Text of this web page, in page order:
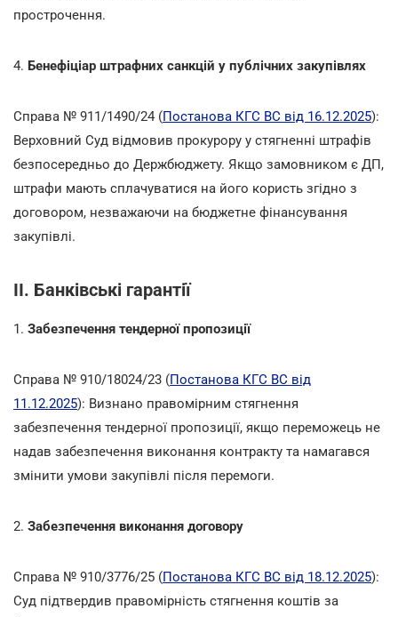
прострочення.
4. Бенефіціар штрафних санкцій у публічних закупівлях
Справа № 911/1490/24 (Постанова КГС ВС від 16.12.2025):
Верховний Суд відмовив прокурору у стягненні штрафів
безпосередньо до Держбюджету. Якщо замовником є ДП,
штрафи мають сплачуватися на його користь згідно з
договором, незважаючи на бюджетне фінансування
закупівлі.
II. Банківські гарантії
1. Забезпечення тендерної пропозиції
Справа № 910/18024/23 (Постанова КГС ВС від
11.12.2025): Визнано правомірним стягнення
забезпечення тендерної пропозиції, якщо переможець не
надав забезпечення виконання контракту та намагався
змінити умови закупівлі після перемоги.
2. Забезпечення виконання договору
Справа № 910/3776/25 (Постанова КГС ВС від 18.12.2025):
Суд підтвердив правомірність стягнення коштів за